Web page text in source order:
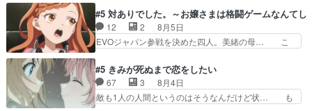
primevideoで視聴しまし… 前回同様『イノセン
ス』を含む押井・神山版… 第５話「EPISODEラ
ストの母親の気持…
ナがチートすぎる笑アルは最初から自分… プラネ
ット・ウィズ展開アツいな「騎士狩猟… 麦茶どこ
ろかタイトル通り麦茶の出涸らしぐ… 第５話を
ABEMAで視聴しました。視聴に… 復讐に燃える
が“萌え”なのでこの娘が皇帝… ウサギ好きそうな
王女殿下がかわいい。幼馴… ついに始まった狩猟
祭。エルナの活躍で上位…
#5 対ありでした。～お嬢さまは格闘ゲームなんてし
12 2
8月5日
EVOジャパン参戦を決めた四人。美緒の母… こ
目は気品溢れてるのに中身は…美緒ママ… テー
マ：格ゲー大会に行くには？感想は、美… 大会を
前に格ゲー熱が高まる一方、百合の本… 東京で開
催される格ゲー大会に参加すること… Japanに向
#5 きみが死ぬまで恋をしたい
67 3
8月4日
敵も1人の人間というのはそうなんだけど状… も